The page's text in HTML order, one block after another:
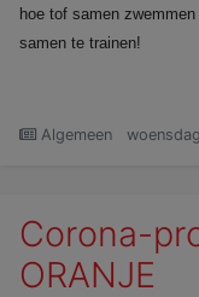
hoe tof samen
samen te trainen!
Algemeen
Corona-
ORANJE